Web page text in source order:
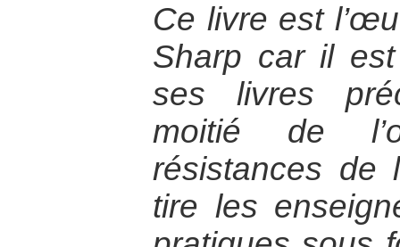
Ce livre est
Sharp car il
ses livres
moitié de
résistances de
tire les